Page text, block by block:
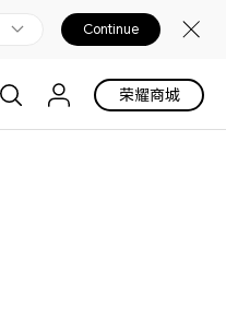
Continue
荣耀商城